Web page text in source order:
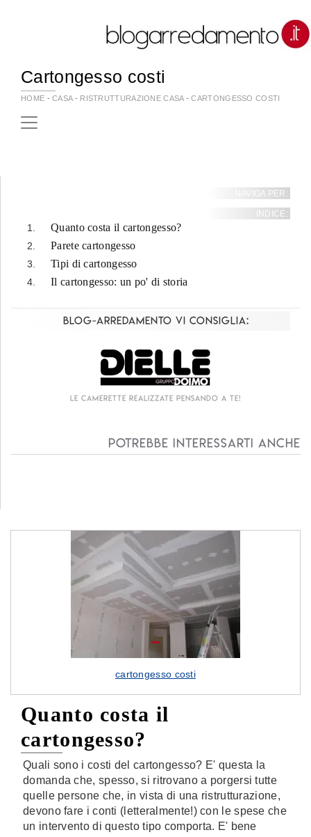
Cartongesso costi
HOME -CASA- RISTRUTTURAZIONE CASA -CARTONGESSO COSTI
cartongesso costi
Quanto costa il
cartongesso?
Quali sono i costi del cartongesso? E' questa la
domanda che, spesso, si ritrovano a porgersi tutte
quelle persone che, in vista di una ristrutturazione,
devono fare i conti (letteralmente!) con le spese che
un intervento di questo tipo comporta. E' bene
NAVIGA PER:
INDICE:
Quanto costa il cartongesso?
Parete cartongesso
Tipi di cartongesso
Il cartongesso: un po' di storia
Blog-Arredamento vi consiglia:
Le camerette realizzate pensando a te!
Potrebbe interessarti anche